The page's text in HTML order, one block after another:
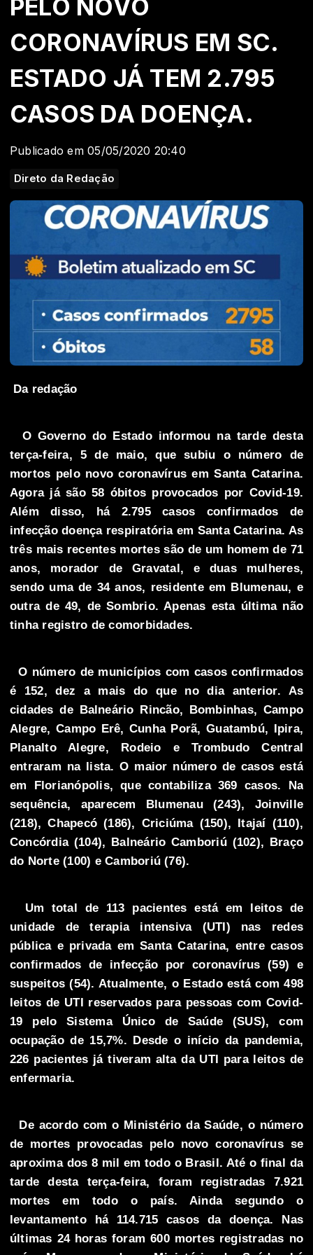
PELO NOVO
CORONAVÍRUS EM SC.
ESTADO JÁ TEM 2.795
CASOS DA DOENÇA.
Publicado em 05/05/2020 20:40
Direto da Redação
Da redação
O Governo do Estado informou na tarde desta
terça-feira, 5 de maio, que subiu o número de
mortos pelo novo coronavírus em Santa Catarina.
Agora já são 58 óbitos provocados por Covid-19.
Além disso, há 2.795 casos confirmados de
infecção doença respiratória em Santa Catarina. As
três mais recentes mortes são de um homem de 71
anos, morador de Gravatal, e duas mulheres,
sendo uma de 34 anos, residente em Blumenau, e
outra de 49, de Sombrio. Apenas esta última não
tinha registro de comorbidades.
O número de municípios com casos confirmados
é 152, dez a mais do que no dia anterior. As
cidades de Balneário Rincão, Bombinhas, Campo
Alegre, Campo Erê, Cunha Porã, Guatambú, Ipira,
Planalto Alegre, Rodeio e Trombudo Central
entraram na lista. O maior número de casos está
em Florianópolis, que contabiliza 369 casos. Na
sequência, aparecem Blumenau (243), Joinville
(218), Chapecó (186), Criciúma (150), Itajaí (110),
Concórdia (104), Balneário Camboriú (102), Braço
do Norte (100) e Camboriú (76).
Um total de 113 pacientes está em leitos de
unidade de terapia intensiva (UTI) nas redes
pública e privada em Santa Catarina, entre casos
confirmados de infecção por coronavírus (59) e
suspeitos (54). Atualmente, o Estado está com 498
leitos de UTI reservados para pessoas com Covid-
19 pelo Sistema Único de Saúde (SUS), com
ocupação de 15,7%. Desde o início da pandemia,
226 pacientes já tiveram alta da UTI para leitos de
enfermaria.
De acordo com o Ministério da Saúde, o número
de mortes provocadas pelo novo coronavírus se
aproxima dos 8 mil em todo o Brasil. Até o final da
tarde desta terça-feira, foram registradas 7.921
mortes em todo o país. Ainda segundo o
levantamento há 114.715 casos da doença. Nas
últimas 24 horas foram 600 mortes registradas no